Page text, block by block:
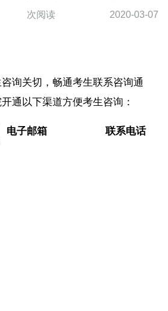
院开通以下渠道方便考生咨询：
邮箱联系电话建筑
次阅读 2020-03-07
关切，畅通考生联系咨询通
通以下渠道方便考生咨询：
电子邮箱 联系电话